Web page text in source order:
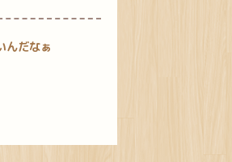
んだなぁ